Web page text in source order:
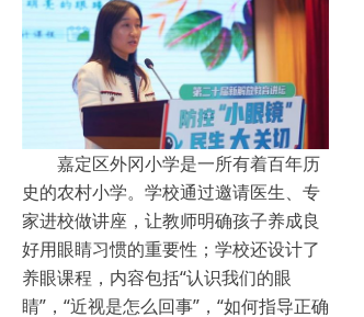
嘉定区外冈小学是一所有着百年历
史的农村小学。学校通过邀请医生、专
家进校做讲座，让教师明确孩子养成良
好用眼睛习惯的重要性；学校还设计了
养眼课程，内容包括“认识我们的眼
睛”，“近视是怎么回事”，“如何指导正确